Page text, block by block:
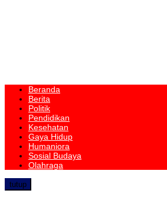
Beranda
Berita
Politik
Pendidikan
Kesehatan
Gaya Hidup
Humaniora
Sosial Budaya
Olahraga
tutup